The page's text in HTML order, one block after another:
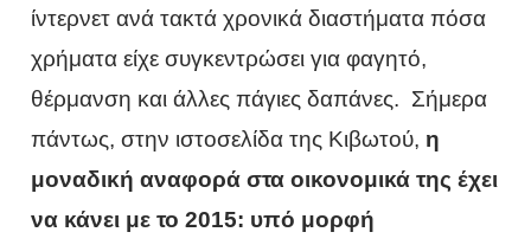
ίντερνετ ανά τακτά χρονικά διαστήματα πόσα
χρήματα είχε συγκεντρώσει για φαγητό,
θέρμανση και άλλες πάγιες δαπάνες. Σήμερα
πάντως, στην ιστοσελίδα της Κιβωτού, η
μοναδική αναφορά στα οικονομικά της έχει
να κάνει με το 2015: υπό μορφή